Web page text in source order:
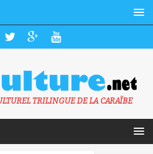
TRILINGUE DE LA CARAÏBE